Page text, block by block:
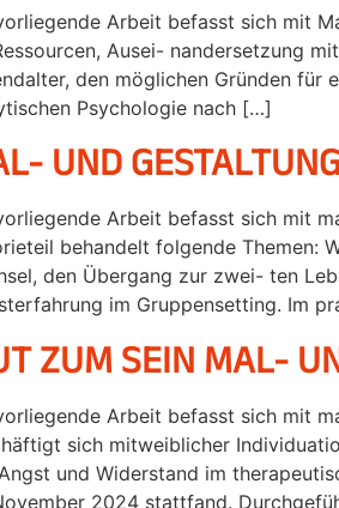
Arbeit befasst sich mit
Ausei- nandersetzung
den möglichen Gründen für
Psychologie nach […]
UND
Arbeit befasst sich mit
behandelt folgende Themen:
den Übergang zur zwei- ten
im Gruppensetting. Im
ZUM SEIN MAL-
Arbeit befasst sich mit
sich mitweiblicher
und Widerstand im
2024 stattfand.